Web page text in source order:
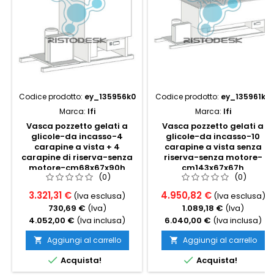
Codice prodotto: ey_135956k0
Marca: Ifi
Vasca pozzetto gelati a
glicole-da incasso-4
carapine a vista + 4
carapine di riserva-senza
motore-cm68x67x90h
(0)
3.321,31 € (Iva esclusa)
730,69 € (Iva)
4.052,00 € (Iva inclusa)
 Aggiungi al carrello
 Acquista!
Codice prodotto: ey_135961k0
Marca: Ifi
Vasca pozzetto gelati a
glicole-da incasso-10
carapine a vista senza
riserva-senza motore-
cm143x67x67h
(0)
4.950,82 € (Iva esclusa)
1.089,18 € (Iva)
6.040,00 € (Iva inclusa)
 Aggiungi al carrello
 Acquista!